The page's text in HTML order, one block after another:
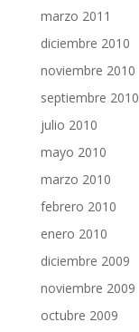
marzo 2011
diciembre 2010
noviembre 2010
septiembre 2010
julio 2010
mayo 2010
marzo 2010
febrero 2010
enero 2010
diciembre 2009
noviembre 2009
octubre 2009